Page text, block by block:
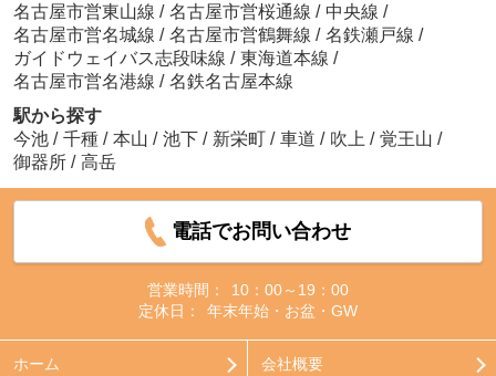
名古屋市営東山線 / 名古屋市営桜通線 / 中央線 /
名古屋市営名城線 / 名古屋市営鶴舞線 / 名鉄瀬戸線 /
ガイドウェイバス志段味線 / 東海道本線 /
名古屋市営名港線 / 名鉄名古屋本線
駅から探す
今池 / 千種 / 本山 / 池下 / 新栄町 / 車道 / 吹上 / 覚王山 /
御器所 / 高岳
電話でお問い合わせ
営業時間：
10：00～19：00
定休日：
年末年始・お盆・GW
ホーム 会社概要